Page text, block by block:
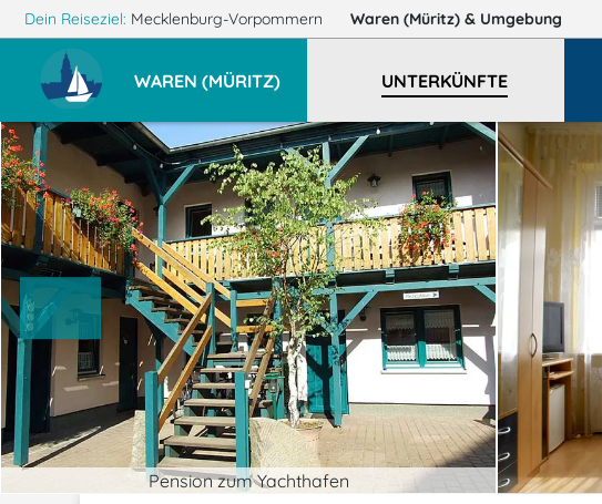
Dein Reiseziel: Mecklenburg-Vorpommern Waren (Müritz) & Umgebung
WAREN (MÜRITZ) UNTERKÜNFTE
Pension zum Yachthafen